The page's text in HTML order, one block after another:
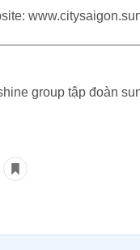
group tập đoàn